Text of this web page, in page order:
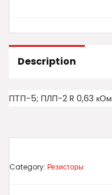
Description
ПТП-5; ПЛП-2 R 0,63 кОм
Category: Резисторы